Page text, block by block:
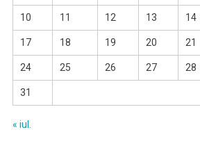
10 11 12 13 14
17 18 19 20 21
24 25 26 27 28
31
« iul.